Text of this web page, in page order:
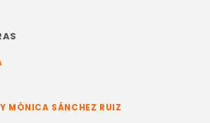
MÓNICA SÁNCHEZ RUIZ